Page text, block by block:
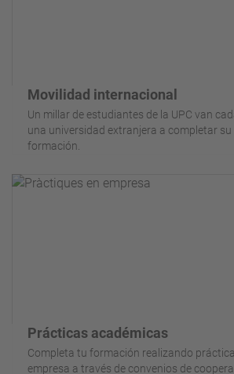
Movilidad internacional
Un millar de estudiantes de la UPC van
una universidad extranjera a completar su
formación.
Prácticas académicas
Completa tu formación realizando
empresa a través de convenios de